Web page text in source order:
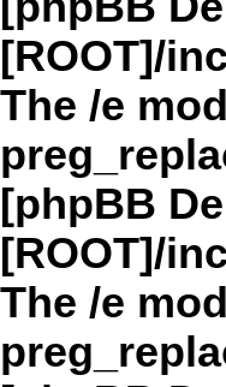
[ROOT]/
The /e
[phpBB
[ROOT]/
The /e